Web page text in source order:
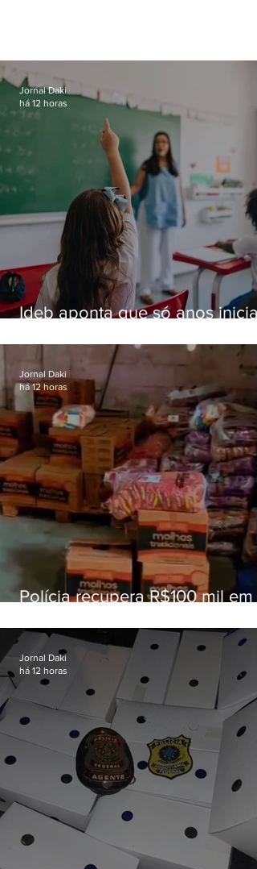
Ideb aponta que só anos
educação
Jornal Daki
há 12 horas
Polícia recupera R$100 mil em
Fluminense
Jornal Daki
há 12 horas
Jornal Daki
há 12 horas